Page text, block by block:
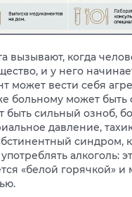
вызывают, когда
и у него
может вести себя
больному может быть
быть сильный озноб,
давление,
синдром,
алкоголь:
«белой горячкой»